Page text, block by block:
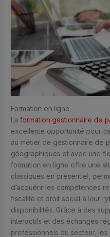
Formation en ligne
La formation gestionnaire de
excellente opportunité pour
au métier de gestionnaire de
géographiques et avec une
formation en ligne offre une
classiques en présentiel,
d’acquérir les compétences
fiscalité et droit social à leur
disponibilités. Grâce à des
interactifs et des échanges
professionnels du secteur,